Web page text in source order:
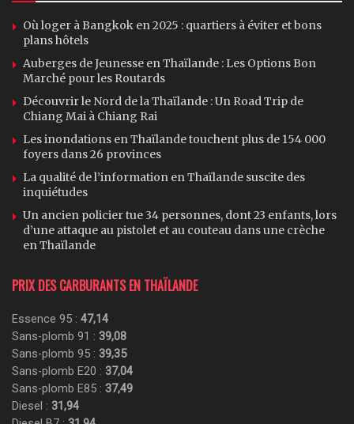
Où loger à Bangkok en 2025 : quartiers à éviter et bons
plans hôtels
Auberges de Jeunesse en Thaïlande : Les Options Bon
Marché pour les Routards
Découvrir le Nord de la Thaïlande : Un Road Trip de
Chiang Mai à Chiang Rai
Les inondations en Thaïlande touchent plus de 154 000
foyers dans 26 provinces
La qualité de l’information en Thaïlande suscite des
inquiétudes
Un ancien policier tue 34 personnes, dont 23 enfants, lors
d’une attaque au pistolet et au couteau dans une crèche
en Thaïlande
PRIX DES CARBURANTS EN THAÏLANDE
Essence 95 : 47,14
Sans-plomb 91 : 39,08
Sans-plomb 95 : 39,35
Sans-plomb E20 : 37,04
Sans-plomb E85 : 37,49
Diesel : 31,94